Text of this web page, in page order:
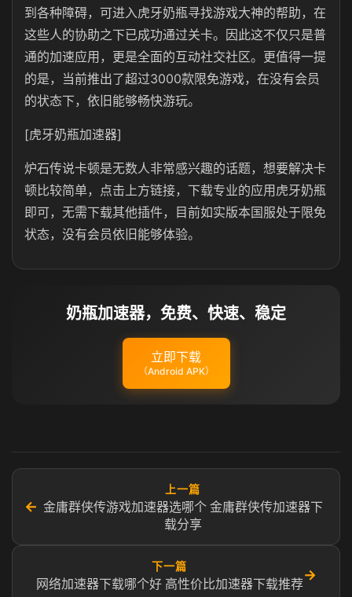
到各种障碍，可进入虎牙奶瓶寻找游戏大神的帮助，在
这些人的协助之下已成功通过关卡。因此这不仅只是普
通的加速应用，更是全面的互动社交社区。更值得一提
的是，当前推出了超过3000款限免游戏，在没有会员
的状态下，依旧能够畅快游玩。
[虎牙奶瓶加速器]
炉石传说卡顿是无数人非常感兴趣的话题，想要解决卡
顿比较简单，点击上方链接，下载专业的应用虎牙奶瓶
即可，无需下载其他插件，目前如实版本国服处于限免
状态，没有会员依旧能够体验。
奶瓶加速器，免费、快速、稳定
立即下载
（Android APK）
←
上一篇
金庸群侠传游戏加速器选哪个 金庸群侠传加速器下
载分享
下一篇
网络加速器下载哪个好 高性价比加速器下载推荐
→